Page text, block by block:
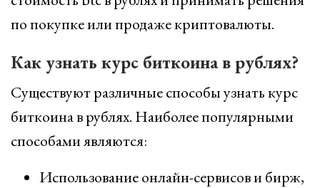
по покупке или продаже криптовалюты.
Как узнать курс биткоина в рублях?
Существуют различные способы узнать курс
биткоина в рублях. Наиболее популярными
способами являются:
Использование онлайн-сервисов и бирж,